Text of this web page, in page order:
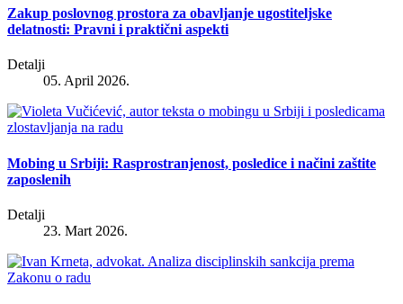
Zakup poslovnog prostora za obavljanje ugostiteljske
delatnosti: Pravni i praktični aspekti
Detalji
05. April 2026.
Mobing u Srbiji: Rasprostranjenost, posledice i načini zaštite
zaposlenih
Detalji
23. Mart 2026.